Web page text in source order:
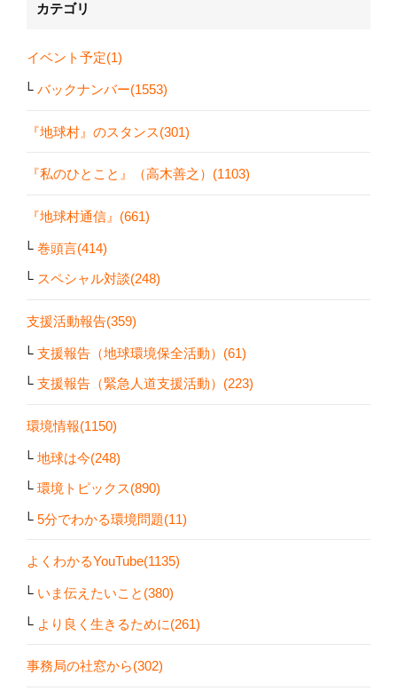
カテゴリ
イベント予定(1)
バックナンバー(1553)
『地球村』のスタンス(301)
『私のひとこと』（高木善之）(1103)
『地球村通信』(661)
巻頭言(414)
スペシャル対談(248)
支援活動報告(359)
支援報告（地球環境保全活動）(61)
支援報告（緊急人道支援活動）(223)
環境情報(1150)
地球は今(248)
環境トピックス(890)
5分でわかる環境問題(11)
よくわかるYouTube(1135)
いま伝えたいこと(380)
より良く生きるために(261)
事務局の社窓から(302)